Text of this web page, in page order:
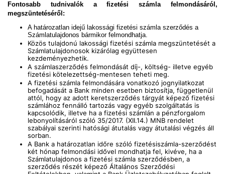
Fontosabb tudnivalók a fizetési számla felmondásáról,
megszüntetéséről:
A határozatlan idejű lakossági fizetési számla szerződés a
Számlatulajdonos bármikor felmondhatja.
Közös tulajdonú lakossági fizetési számla megszüntetését a
Számlatulajdonosok kizárólag együttesen
kezdeményezhetik.
A számlaszerződés felmondását díj-, költség- illetve egyéb
fizetési kötelezettség-mentesen teheti meg.
A fizetési számla felmondására vonatkozó jognyilatkozat
befogadását a Bank minden esetben biztosítja, függetlenül
attól, hogy az adott keretszerződés tárgyát képező fizetési
számlához fennálló tartozás vagy egyéb szolgáltatás is
kapcsolódik, illetve ha a fizetési számlán a pénzforgalom
lebonyolításáról szóló 35/2017. (XII.14.) MNB rendelet
szabályai szerinti hatósági átutalás vagy átutalási végzés áll
sorban.
A Bank a határozatlan időre szóló fizetésiszámla-szerződést
két hónap felmondási idővel mondhatja fel, kivéve, ha a
Számlatulajdonos a fizetési számla szerződésben, a
szerződés részét képező Általános Szerződési